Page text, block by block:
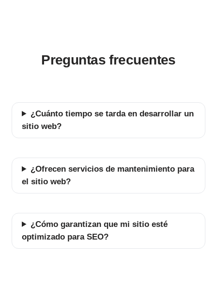
Preguntas frecuentes
¿Cuánto tiempo se tarda en desarrollar un
sitio web?
¿Ofrecen servicios de mantenimiento para
el sitio web?
¿Cómo garantizan que mi sitio esté
optimizado para SEO?